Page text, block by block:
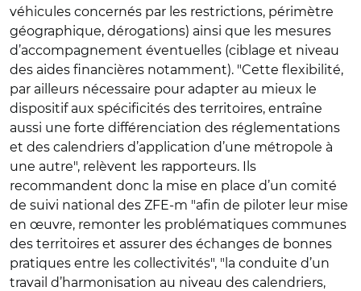
véhicules concernés par les restrictions, périmètre
géographique, dérogations) ainsi que les mesures
d’accompagnement éventuelles (ciblage et niveau
des aides financières notamment). "Cette flexibilité,
par ailleurs nécessaire pour adapter au mieux le
dispositif aux spécificités des territoires, entraîne
aussi une forte différenciation des réglementations
et des calendriers d’application d’une métropole à
une autre", relèvent les rapporteurs. Ils
recommandent donc la mise en place d’un comité
de suivi national des ZFE-m "afin de piloter leur mise
en œuvre, remonter les problématiques communes
des territoires et assurer des échanges de bonnes
pratiques entre les collectivités", "la conduite d’un
travail d’harmonisation au niveau des calendriers,